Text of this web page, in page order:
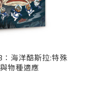
：海洋酷斯拉:特殊
物種適應